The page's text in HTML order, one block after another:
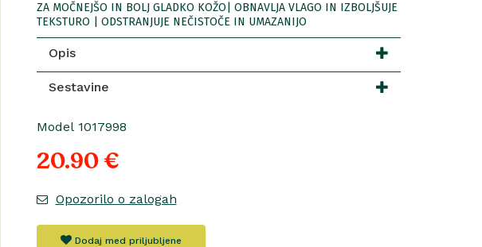
ZA MOČNEJŠO IN BOLJ GLADKO KOŽO| OBNAVLJA VLAGO IN IZBOLJŠUJE
TEKSTURO | ODSTRANJUJE NEČISTOČE IN UMAZANIJO
Opis
Sestavine
Model 1017998
20.90 €
Opozorilo o zalogah
Dodaj med priljubljene